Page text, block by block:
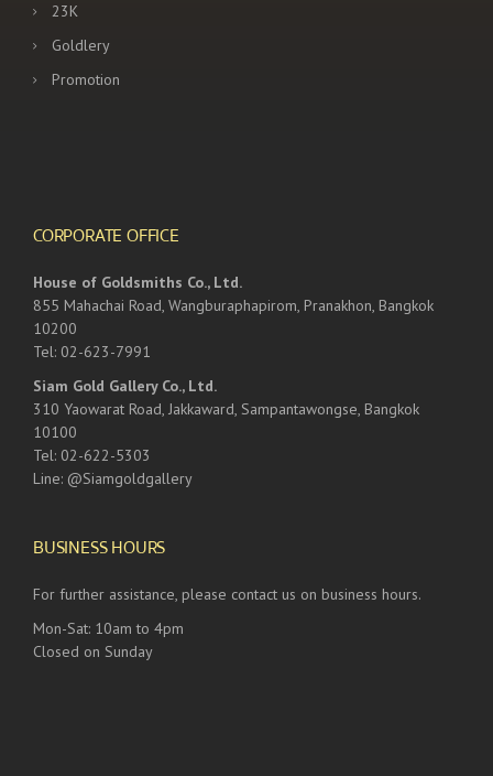
23K
Goldlery
Promotion
CORPORATE OFFICE
House of Goldsmiths Co., Ltd.
855 Mahachai Road, Wangburaphapirom, Pranakhon, Bangkok
10200
Tel: 02-623-7991
Siam Gold Gallery Co., Ltd.
310 Yaowarat Road, Jakkaward, Sampantawongse, Bangkok
10100
Tel: 02-622-5303
Line: @Siamgoldgallery
BUSINESS HOURS
For further assistance, please contact us on business hours.
Mon-Sat: 10am to 4pm
Closed on Sunday